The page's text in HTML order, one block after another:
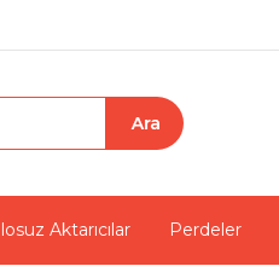
Aktarıcılar Perdeler